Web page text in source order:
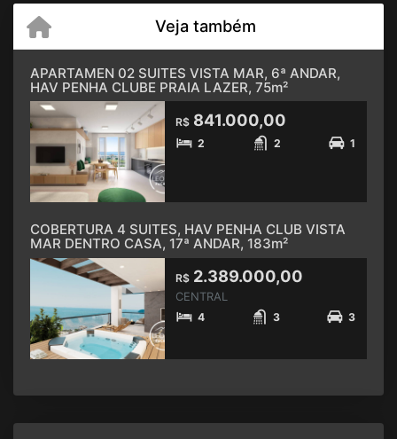
Veja também
APARTAMEN 02 SUITES VISTA MAR, 6ª ANDAR,
HAV PENHA CLUBE PRAIA LAZER, 75m²
R$ 841.000,00
2 2 1
COBERTURA 4 SUITES, HAV PENHA CLUB VISTA
MAR DENTRO CASA, 17ª ANDAR, 183m²
R$ 2.389.000,00
CENTRAL
4 3 3